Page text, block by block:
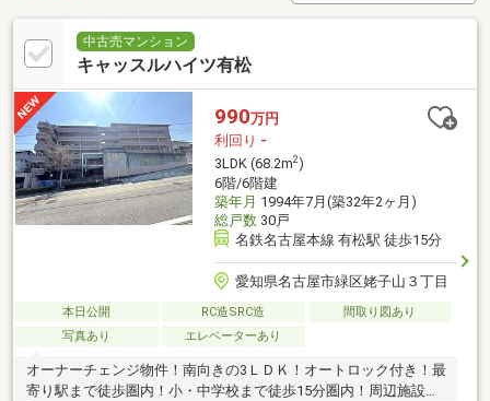
中古売マンション
キャッスルハイツ有松
990万円
利回り -
3LDK (68.2m2)
6階/6階建
築年月 1994年7月(築32年2ヶ月)
総戸数30戸
名鉄名古屋本線 有松駅 徒歩15分
愛知県名古屋市緑区姥子山３丁目
本日公開 RC造SRC造
間取り図あり
写真あり
エレベーターあり
オーナーチェンジ物件！南向きの3ＬＤＫ！オートロック付き！最
寄り駅まで徒歩圏内！小・中学校まで徒歩15分圏内！周辺施設充